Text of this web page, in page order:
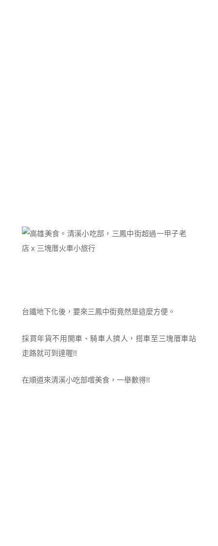
台鐵地下化後，要來三鳳中街竟然是這麼方便。
採買年貨不用開車、騎車人擠人，搭車至三塊厝車站
走路就可到達喔!!
在順道來清溪小吃部嚐美食，一舉數得!!